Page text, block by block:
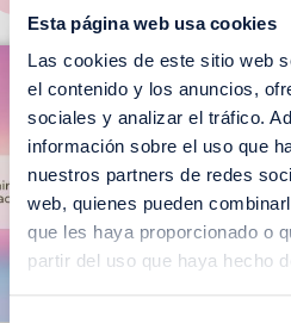
Esta página web usa cookies
Las cookies de este sitio web
el contenido y los anuncios,
sociales y analizar el tráfico.
información sobre el uso que
nuestros partners de redes
web, quienes pueden
que les haya proporcionado o
partir del uso que haya hecho
m
a
g
n